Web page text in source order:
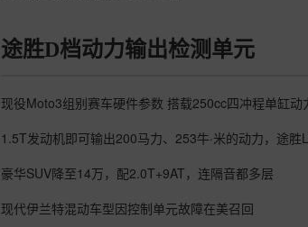
途胜D档动力输出检测单元
豪华SUV降至14万，配2.0T+9AT，连隔音都多层
现代伊兰特混动车型因控制单元故障在美召回‌